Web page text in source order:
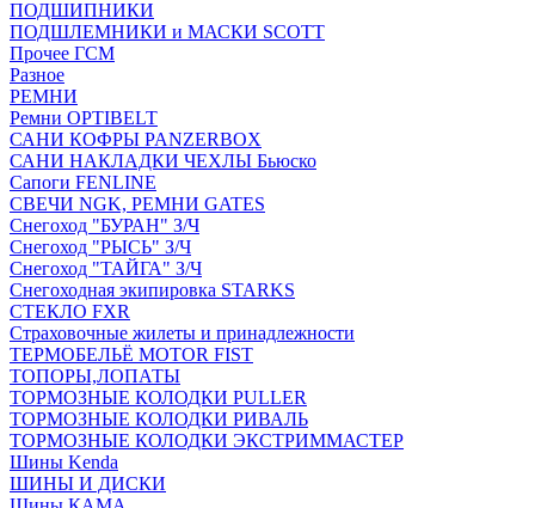
ПОДШИПНИКИ
ПОДШЛЕМНИКИ и МАСКИ SCOTT
Прочее ГСМ
Разное
РЕМНИ
Ремни OPTIBELT
САНИ КОФРЫ PANZERBOX
САНИ НАКЛАДКИ ЧЕХЛЫ Бьюско
Сапоги FENLINE
СВЕЧИ NGK, РЕМНИ GATES
Снегоход "БУРАН" З/Ч
Снегоход "РЫСЬ" З/Ч
Снегоход "ТАЙГА" З/Ч
Снегоходная экипировка STARKS
СТЕКЛО FXR
Страховочные жилеты и принадлежности
ТЕРМОБЕЛЬЁ MOTOR FIST
ТОПОРЫ,ЛОПАТЫ
ТОРМОЗНЫЕ КОЛОДКИ PULLER
ТОРМОЗНЫЕ КОЛОДКИ РИВАЛЬ
ТОРМОЗНЫЕ КОЛОДКИ ЭКСТРИММАСТЕР
Шины Kenda
ШИНЫ И ДИСКИ